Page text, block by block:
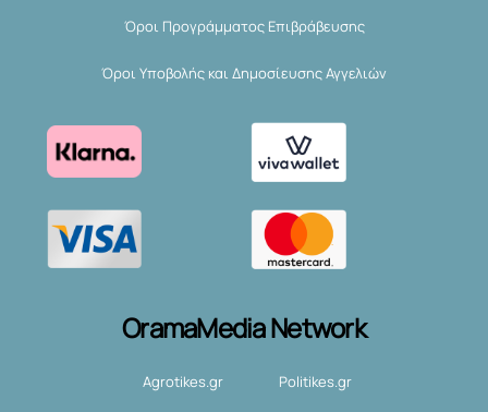
Όροι Προγράμματος Επιβράβευσης
Όροι Υποβολής και Δημοσίευσης Αγγελιών
OramaMedia Network
Agrotikes.gr Politikes.gr